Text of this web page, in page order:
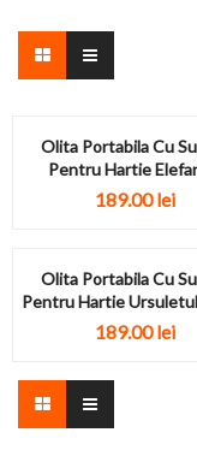
Olita Portabila Cu
Pentru Hartie
189.00lei
Olita Portabila Cu
Pentru Hartie
189.00lei